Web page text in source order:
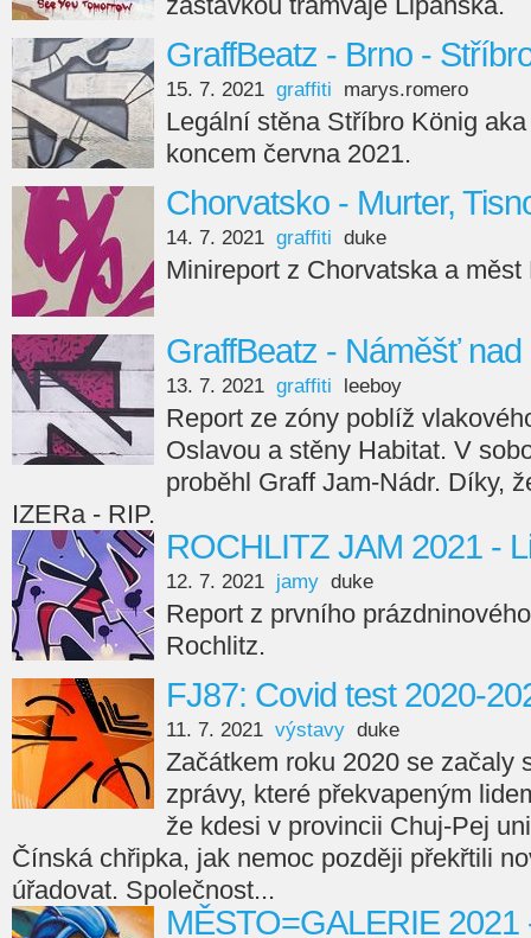
GraffBeatz - Brno -
15. 7. 2021 graffiti marys.romero
Legální stěna Stříbro König
koncem června 2021.
Chorvatsko - Murter,
14. 7. 2021 graffiti duke
Minireport z Chorvatska a
GraffBeatz - Náměšť
13. 7. 2021 graffiti leeboy
Report ze zóny poblíž
Oslavou a stěny Habitat. V
proběhl Graff Jam-Nádr. Díky,
IZERa - RIP.
ROCHLITZ JAM 2021 -
12. 7. 2021 jamy duke
Report z prvního
Rochlitz.
FJ87: Covid test 2020-
11. 7. 2021 výstavy duke
Začátkem roku 2020 se začaly
zprávy, které překvapeným
že kdesi v provincii Chuj-Pej
Čínská chřipka, jak nemoc později překřtili
úřadovat. Společnost...
MĚSTO=GALERIE 2021